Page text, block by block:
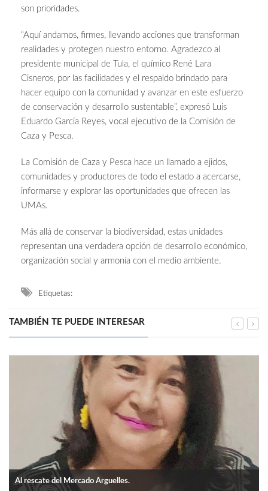
son prioridades.
“Aquí andamos, firmes, llevando acciones que transforman
realidades y protegen nuestro entorno. Agradezco al
presidente municipal de Tula, el químico René Lara
Cisneros, por las facilidades y el respaldo brindado para
hacer equipo con la comunidad y avanzar en este esfuerzo
de conservación y desarrollo sustentable”, expresó Luis
Eduardo García Reyes, vocal ejecutivo de la Comisión de
Caza y Pesca.
La Comisión de Caza y Pesca hace un llamado a ejidos,
comunidades y productores de todo el estado a acercarse,
informarse y explorar las oportunidades que ofrecen las
UMAs.
Más allá de conservar la biodiversidad, estas unidades
representan una verdadera opción de desarrollo económico,
organización social y armonía con el medio ambiente.
Etiquetas:
TAMBIÉN TE PUEDE INTERESAR
Al rescate del Mercado Arguelles.